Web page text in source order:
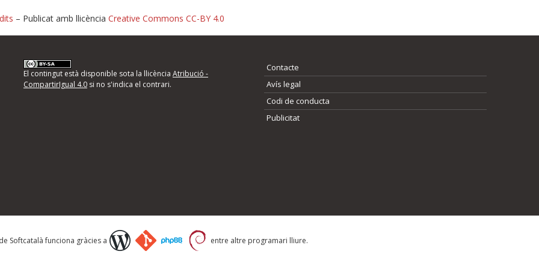
d'errors
següents i descriviu quina és la millora que
– Publicat amb llicència Creative Commons CC-BY 4.0
El contingut està disponible sota la llicència Atribució -
CompartirIgual 4.0si no s'indica el contrari.
Contacte
Avís legal
Codi de conducta
Publicitat
Softcatalà funciona gràcies a entre altre programari lliure.